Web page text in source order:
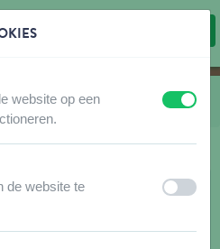
website op een
uit aan
de website te
uit aan